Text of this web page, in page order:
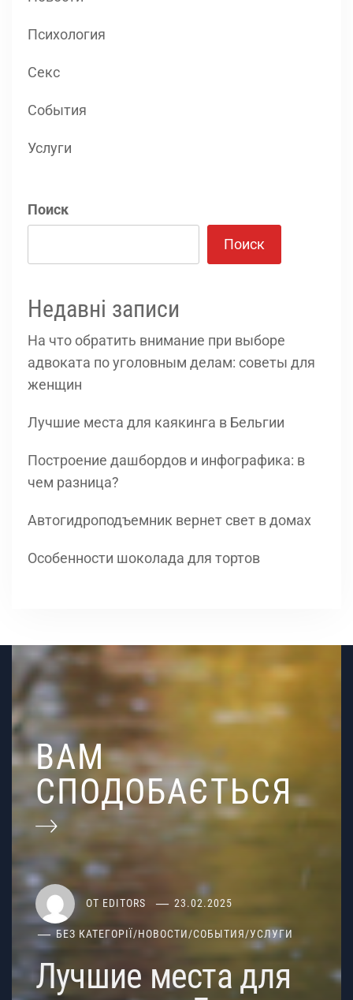
Психология
Секс
События
Услуги
Поиск
Поиск
Недавні записи
На что обратить внимание при выборе
адвоката по уголовным делам: советы для
женщин
Лучшие места для каякинга в Бельгии
Построение дашбордов и инфографика: в
чем разница?
Автогидроподъемник вернет свет в домах
Особенности шоколада для тортов
ВАМ
СПОДОБАЄТЬСЯ
ОТ EDITORS 23.02.2025
БЕЗ КАТЕГОРІЇ/НОВОСТИ/СОБЫТИЯ/УСЛУГИ
Лучшие места для